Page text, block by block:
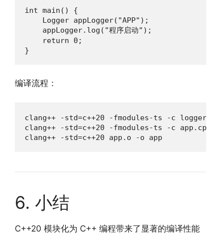
int main() {
    Logger appLogger("APP");
    appLogger.log("程序启动");
    return 0;
}
编译流程：
clang++ -std=c++20 -fmodules-ts -c
clang++ -std=c++20 -fmodules-ts -c app.cpp
clang++ -std=c++20 app.o -o app
6. 小结
C++20 模块化为 C++ 编程带来了显著的编译性能